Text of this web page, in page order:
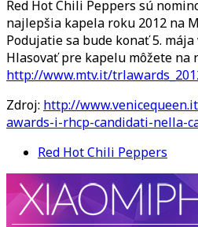
Red Hot Chili Peppers sú
najlepšia kapela roku 2012 na
Podujatie sa bude konať 5.
Hlasovať pre kapelu môžete na
http://www.mtv.it/
Zdroj: http://
awards-i-rhcp-candidati-nella-
Red Hot Chili Peppers